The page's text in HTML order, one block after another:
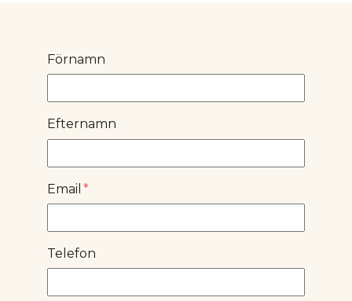
Förnamn
Efternamn
Email *
Telefon